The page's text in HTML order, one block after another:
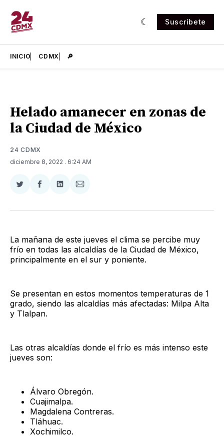
Suscríbete
INICIO CDMX 🔎
Helado amanecer en zonas de
la Ciudad de México
24 CDMX
diciembre 8, 2022 . 6:24 AM
Compartir
Twitter
Compartir
Facebook
Compartir
LinkedIn
Compartir
Email
La mañana de este jueves el clima se percibe muy
frío en todas las alcaldías de la Ciudad de México,
principalmente en el sur y poniente.
Se presentan en estos momentos temperaturas de 1
grado, siendo las alcaldías más afectadas: Milpa Alta
y Tlalpan.
Las otras alcaldías donde el frío es más intenso este
jueves son:
Álvaro Obregón.
Cuajimalpa.
Magdalena Contreras.
Tláhuac.
Xochimilco.